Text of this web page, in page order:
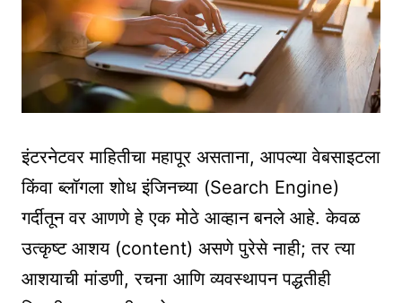
इंटरनेटवर माहितीचा महापूर असताना, आपल्या वेबसाइटला
किंवा ब्लॉगला शोध इंजिनच्या (Search Engine)
गर्दीतून वर आणणे हे एक मोठे आव्हान बनले आहे. केवळ
उत्कृष्ट आशय (content) असणे पुरेसे नाही; तर त्या
आशयाची मांडणी, रचना आणि व्यवस्थापन पद्धतीही